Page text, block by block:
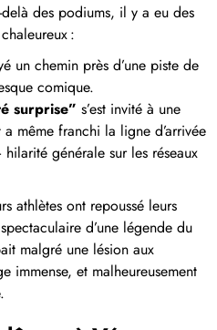
des podiums, il y a eu des
:
un chemin près d’une piste de
comique.
surprise” s’est invité à une
même franchi la ligne d’arrivée
générale sur les réseaux
athlètes ont repoussé leurs
d’une légende du
malgré une lésion aux
immense, et malheureusement